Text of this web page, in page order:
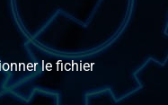
le fichier